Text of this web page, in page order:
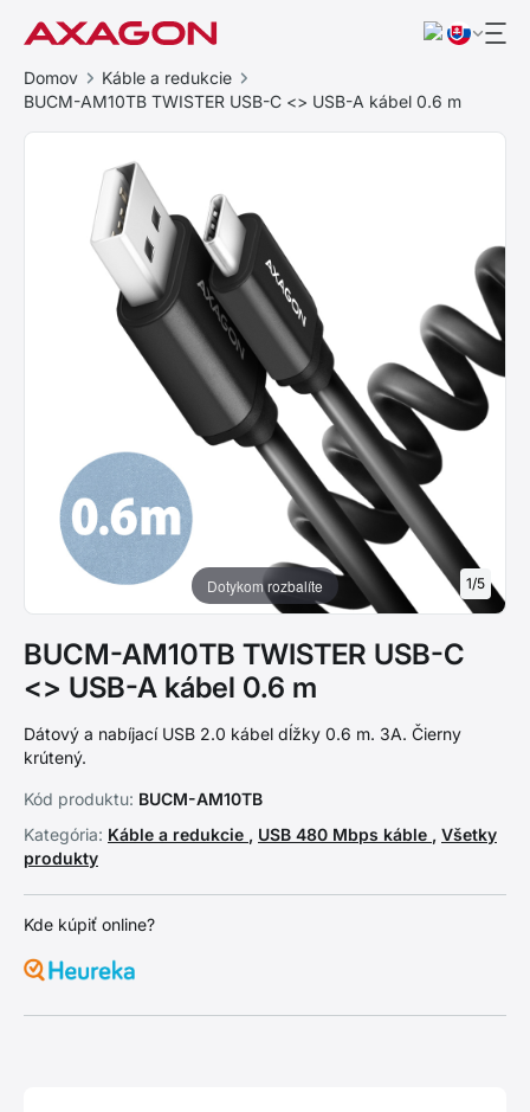
Domov
Káble a redukcie
BUCM-AM10TB TWISTER USB-C <> USB-A kábel 0.6 m
Dotykom rozbalíte 1/5
BUCM-AM10TB TWISTER USB-C
<> USB-A kábel 0.6 m
Dátový a nabíjací USB 2.0 kábel dĺžky 0.6 m. 3A. Čierny
krútený.
Kód produktu: BUCM-AM10TB
Kategória: Káble a redukcie , USB 480 Mbps káble , Všetky
produkty
Kde kúpiť online?